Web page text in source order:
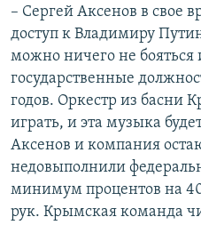
– Сергей Аксенов в свое
доступ к Владимиру
можно ничего не бояться
государственные
годов. Оркестр из басни
играть, и эта музыка
Аксенов и компания
недовыполнили
минимум процентов на
рук. Крымская команда